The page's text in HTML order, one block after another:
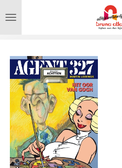
direct
hoofdinhoud